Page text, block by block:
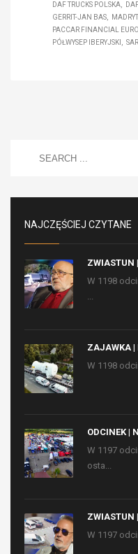
DAF TRUCKS POLSKA
GERRIT-JAN BAS
MADRYT
PACCAR FINANCIAL
PÓŁWYSEP IBERYJSKI
NAJCZĘŚCIEJ CZYTANE
ZWIASTUN
W 1198
...
ZAJAWKA |
W 1198
ODCINEK |
W 1197
osta...
ZWIASTUN
W 1197